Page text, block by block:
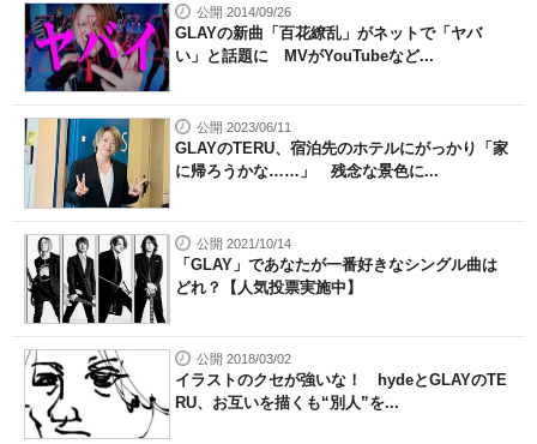
公開 2014/09/26
GLAYの新曲「百花繚乱」がネットで「ヤバ
い」と話題に MVがYouTubeなど...
公開 2023/06/11
GLAYのTERU、宿泊先のホテルにがっかり「家
に帰ろうかな……」 残念な景色に...
公開 2021/10/14
「GLAY」であなたが一番好きなシングル曲は
どれ？【人気投票実施中】
公開 2018/03/02
イラストのクセが強いな！ hydeとGLAYのTE
RU、お互いを描くも“別人”を...